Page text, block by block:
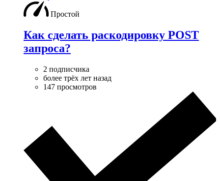
Простой
Как сделать раскодировку POST
запроса?
2 подписчика
более трёх лет назад
147 просмотров